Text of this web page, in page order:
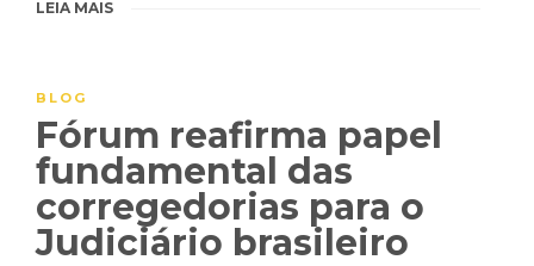
LEIA MAIS
BLOG
Fórum reafirma papel
fundamental das
corregedorias para o
Judiciário brasileiro